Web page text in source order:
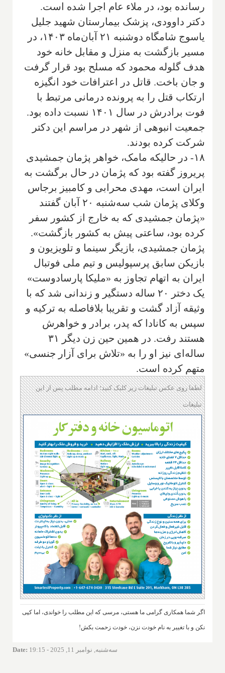
رسانده بود، در ملاء عام اجرا شده است.
دکتر داوودی، پزشک بیمارستان شهید جلیل
یاسوج شامگاه دوشنبه ۲۱ آبان‌ماه ۱۴۰۳، در
مسیر بازگشت به منزل و مقابل خانه خود
هدف گلوله محمود که مسلح بود قرار گرفت
و جان باخت. قاتل در اعترافات خود انگیزه
ارتکاب قتل را به پرونده درمانی مرتبط با
فوت برادرش در سال ۱۴۰۱ نسبت داده بود.
جمعیت انبوهی از شهر در مراسم این دکتر
شرکت کرده بودند.
۱۸- در حالیکه مامک، خواهر پژمان جمشیدی
پریروز گفته بود که پژمان در حال برگشت به
ایران است، مهدی محرابی و کامبیز برجاس
وکلای پژمان شب سه‌شنبه ۲۰ آبان گفتند
«پژمان جمشیدی که به خارج از کشور سفر
کرده بود، ساعتی پیش به کشور بازگشت».
پژمان جمشیدی، بازیگر سینما و تلویزیون و
بازیکن سابق پرسپولیس و تیم ملی فوتبال
ایران به اتهام تجاوز به «ملیکا پارسادوست»
یک دختر ۲۰ ساله دستگیر و زندانی شد که با
وثیقه آزاد گشت و تقریبا بلافاصله به ترکیه و
سپس به کانادا که پدر، برادر و خواهرش
هستند رفت. در همین حین زن دیگر ۳۱
ساله‌ای نیز او را به «تلاش برای آزار جنسی»
متهم کرده است.
لطفا روی عکس تبلیغات زیر کلیک کنید؛ ادامه مطلب پس از این
تبلیغات
اگر شما همکاری گرامی ما هستی، مرسی که این مطلب را خواندی، اما کپی
نکن و با تغییر به نام خودت نزن، خودت زحمت بکش!
Date: سه‌شنبه, نوامبر 11, 2025 - 19:15